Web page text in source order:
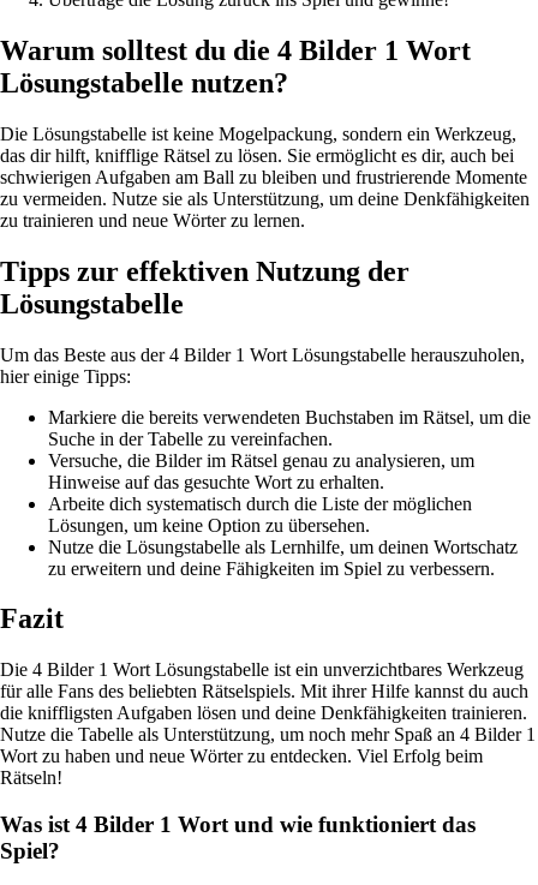
Warum solltest du die 4 Bilder 1 Wort
Lösungstabelle nutzen?
Die Lösungstabelle ist keine Mogelpackung, sondern ein Werkzeug,
das dir hilft, knifflige Rätsel zu lösen. Sie ermöglicht es dir, auch bei
schwierigen Aufgaben am Ball zu bleiben und frustrierende Momente
zu vermeiden. Nutze sie als Unterstützung, um deine Denkfähigkeiten
zu trainieren und neue Wörter zu lernen.
Tipps zur effektiven Nutzung der
Lösungstabelle
Um das Beste aus der 4 Bilder 1 Wort Lösungstabelle herauszuholen,
hier einige Tipps:
Markiere die bereits verwendeten Buchstaben im Rätsel, um die
Suche in der Tabelle zu vereinfachen.
Versuche, die Bilder im Rätsel genau zu analysieren, um
Hinweise auf das gesuchte Wort zu erhalten.
Arbeite dich systematisch durch die Liste der möglichen
Lösungen, um keine Option zu übersehen.
Nutze die Lösungstabelle als Lernhilfe, um deinen Wortschatz
zu erweitern und deine Fähigkeiten im Spiel zu verbessern.
Fazit
Die 4 Bilder 1 Wort Lösungstabelle ist ein unverzichtbares Werkzeug
für alle Fans des beliebten Rätselspiels. Mit ihrer Hilfe kannst du auch
die kniffligsten Aufgaben lösen und deine Denkfähigkeiten trainieren.
Nutze die Tabelle als Unterstützung, um noch mehr Spaß an 4 Bilder 1
Wort zu haben und neue Wörter zu entdecken. Viel Erfolg beim
Rätseln!
Was ist 4 Bilder 1 Wort und wie funktioniert das
Spiel?